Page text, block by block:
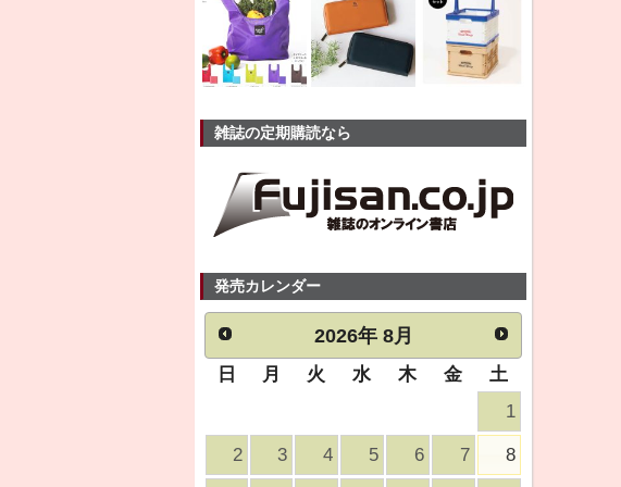
雑誌の定期購読なら
発売カレンダー
2026年 8月
日 月 火 水 木 金
土
1
2 3 4 5 6 7 8